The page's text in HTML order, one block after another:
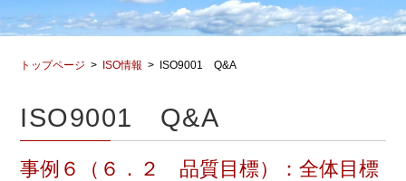
トップページ ISO情報 ISO9001 Q&A
ISO9001 Q&A
事例６（６．２ 品質目標）：全体目標